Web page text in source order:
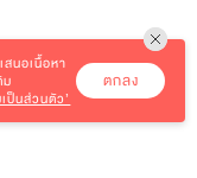
สนอเนื้อหา
ป็นส่วนตัว’
ตกลง